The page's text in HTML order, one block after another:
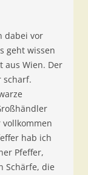
dabei vor
geht wissen
aus Wien. Der
scharf.
hab ich
Pfeffer,
Schärfe, die